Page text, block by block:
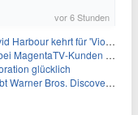
vor 6 Stunden
2' zurück – Kristen Bell stößt zur Besetzung
Kunden vage
glücklich
Bros. Discovery-Übernahme